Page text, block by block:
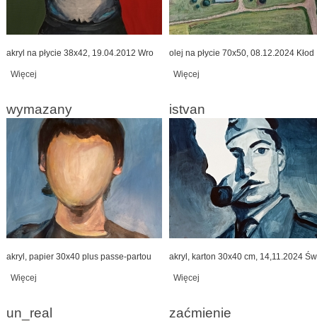
akryl na płycie 38x42, 19.04.2012 Wro
Więcej
olej na płycie 70x50, 08.12.2024 Kłod
Więcej
wymazany
akryl, papier 30x40 plus passe-partou
Więcej
istvan
akryl, karton 30x40 cm, 14,11.2024 Św
Więcej
un_real zaćmienie